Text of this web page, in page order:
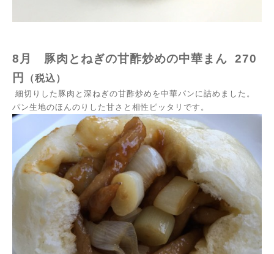
8月 豚肉とねぎの甘酢炒めの中華まん
270
円
（税込）
細切りした豚肉と深ねぎの甘酢炒めを中華パンに詰めました。
パン生地のほんのりした甘さと相性ピッタリです。